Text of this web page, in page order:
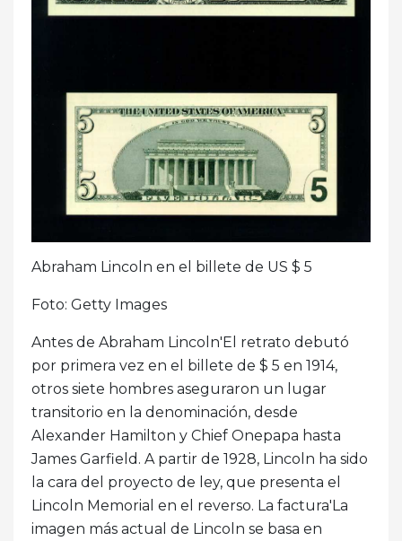
Abraham Lincoln en el billete de US $ 5
Foto: Getty Images
Antes de Abraham Lincoln'El retrato debutó
por primera vez en el billete de $ 5 en 1914,
otros siete hombres aseguraron un lugar
transitorio en la denominación, desde
Alexander Hamilton y Chief Onepapa hasta
James Garfield. A partir de 1928, Lincoln ha sido
la cara del proyecto de ley, que presenta el
Lincoln Memorial en el reverso. La factura'La
imagen más actual de Lincoln se basa en